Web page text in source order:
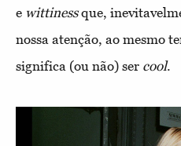
e wittinessque,
nossa atenção, ao mesmo
significa (ou não) ser cool.